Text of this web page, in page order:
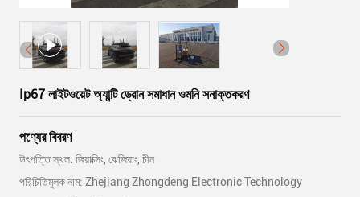
Ip67 লাইটওয়েট অ্যান্টি ড্রোন সমাধান ওমনি সনাক্তকরণ
পণ্যের বিবরণ
উৎপত্তি স্থল: জিয়াক্সিং, ঝেজিয়াং, চীন
পরিচিতিমুলক নাম: Zhejiang Zhongdeng Electronic Technology